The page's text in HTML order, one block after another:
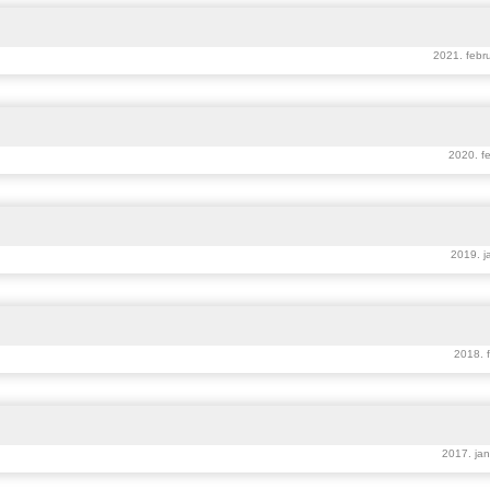
2021.
2020.
2019.
2018.
2017.